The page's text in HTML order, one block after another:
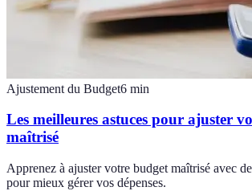
Ajustement du Budget6 min
Les meilleures astuces pour ajuster
maîtrisé
Apprenez à ajuster votre budget maîtrisé avec
pour mieux gérer vos dépenses.